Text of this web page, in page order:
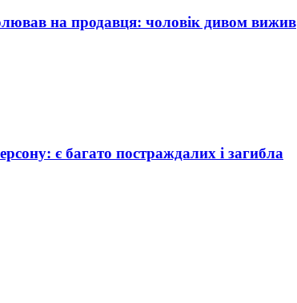
на продавця: чоловік дивом вижив
є багато постраждалих і загибла